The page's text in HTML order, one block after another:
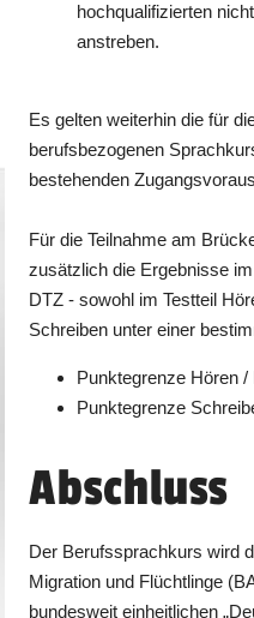
hochqualifizierten
anstreben.
Es gelten weiterhin die für
berufsbezogenen
bestehenden
Für die Teilnahme am
zusätzlich die Ergebnisse
DTZ - sowohl im Testteil
Schreiben unter einer
Punktegrenze Hören
Punktegrenze
Abschluss
Der Berufssprachkurs wird
Migration und Flüchtlinge
bundesweit einheitlichen